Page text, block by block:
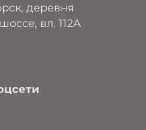
деревня
вл. 112А